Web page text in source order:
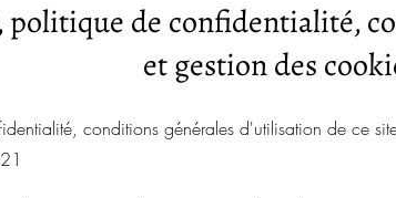
conditions générales d'utilisation de ce
politique de confidentialité,
et gestion des